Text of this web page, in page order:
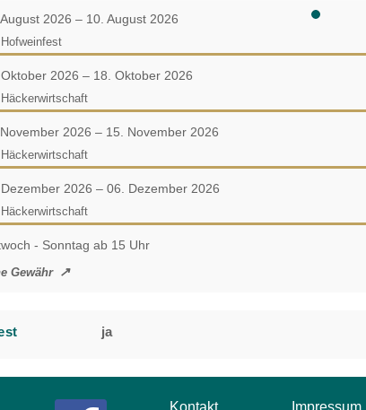
2026 – 10. August 2026
Hofweinfest
2026 – 18. Oktober 2026
Häckerwirtschaft
2026 – 15. November 2026
Häckerwirtschaft
2026 – 06. Dezember 2026
Häckerwirtschaft
- Sonntag ab 15 Uhr
Gewähr
ja
Kontakt Impressum